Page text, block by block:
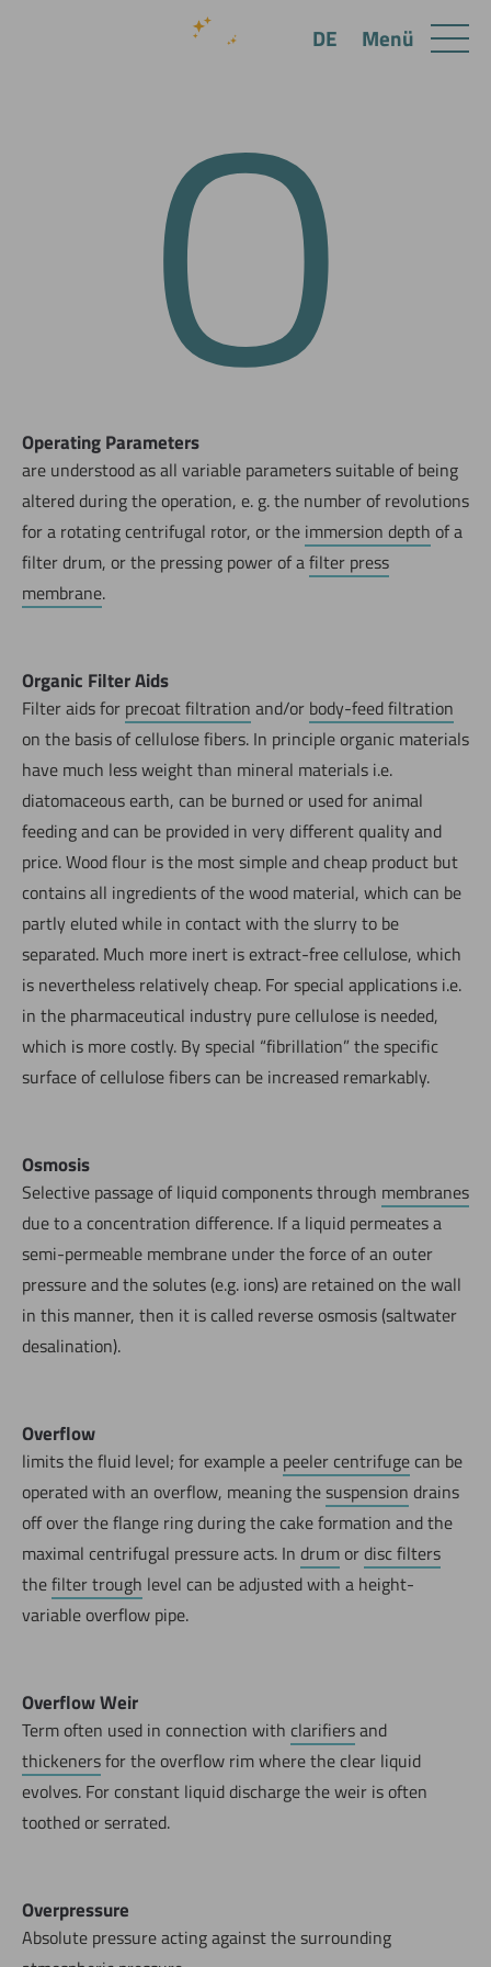
O
Operating Parameters
are understood as all variable parameters suitable of being
altered during the operation, e. g. the number of revolutions
for a rotating centrifugal rotor, or the immersion depth of a
filter drum, or the pressing power of afilter press
membrane.
Organic Filter Aids
Filter aids for precoat filtration and/or body-feed filtration
on the basis of cellulose fibers. In principle organic materials
have much less weight than mineral materials i.e.
diatomaceous earth, can be burned or used for animal
feeding and can be provided in very different quality and
price. Wood flour is the most simple and cheap product but
contains all ingredients of the wood material, which can be
partly eluted while in contact with the slurry to be
separated. Much more inert is extract-free cellulose, which
is nevertheless relatively cheap. For special applications i.e.
in the pharmaceutical industry pure cellulose is needed,
which is more costly. By special “fibrillation” the specific
surface of cellulose fibers can be increased remarkably.
Osmosis
Selective passage of liquid components through membranes
due to a concentration difference. If a liquid permeates a
semi-permeable membrane under the force of an outer
pressure and the solutes (e.g. ions) are retained on the wall
in this manner, then it is called reverse osmosis (saltwater
desalination).
Overflow
limits the fluid level; for example a peeler centrifuge can be
operated with an overflow, meaning thesuspension drains
off over the flange ring during the cake formation and the
maximal centrifugal pressure acts. In drumordisc filters
thefilter trough level can be adjusted with a height-
variable overflow pipe.
Overflow Weir
Term often used in connection with clarifiersand
thickenersfor the overflow rim where the clear liquid
evolves. For constant liquid discharge the weir is often
toothed or serrated.
Overpressure
Absolute pressure acting against the surrounding
Menü
DE